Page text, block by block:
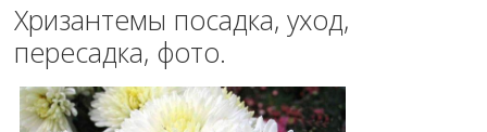
Хризантемы посадка, уход,
пересадка, фото.